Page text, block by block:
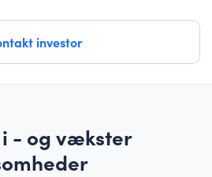
investor
- og vækster